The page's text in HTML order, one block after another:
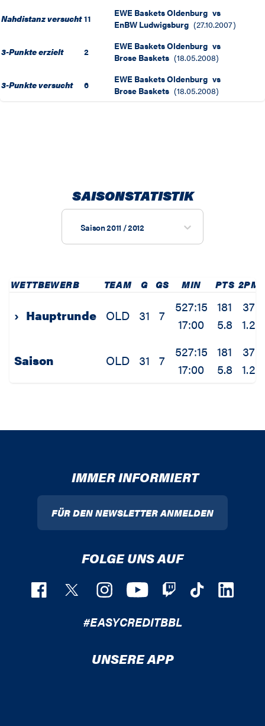
Nahdistanz versucht 11 EWE Baskets Oldenburg vs
EnBW Ludwigsburg (27.10.2007)
3-Punkte erzielt 2 EWE Baskets Oldenburg vs
Brose Baskets (18.05.2008)
3-Punkte versucht 6 EWE Baskets Oldenburg vs
Brose Baskets (18.05.2008)
SAISONSTATISTIK
Saison 2011 / 2012
WETTBEWERB TEAM G GS MIN PTS 2PM
› Hauptrunde OLD 31 7
527:15
17:00
181
5.8
37
1.2
Saison OLD 31 7
527:15
17:00
181
5.8
37
1.2
IMMER INFORMIERT
FÜR DEN NEWSLETTER ANMELDEN
FOLGE UNS AUF
#EASYCREDITBBL
UNSERE APP